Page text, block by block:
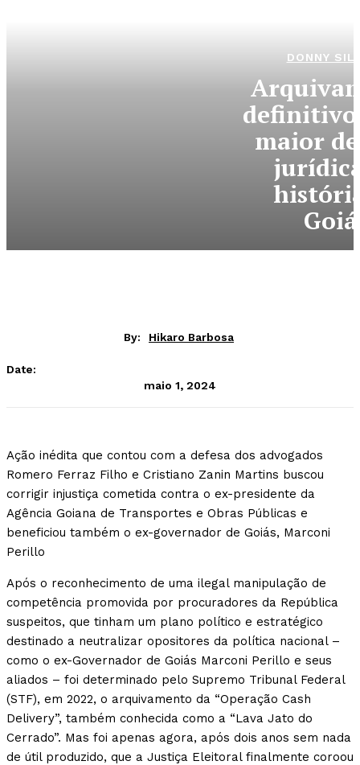
DONNY
definitivo
maior
By: Hikaro Barbosa
Date:
maio 1, 2024
Ação inédita que contou com a defesa dos advogados
Romero Ferraz Filho e Cristiano Zanin Martins buscou
corrigir injustiça cometida contra o ex-presidente da
Agência Goiana de Transportes e Obras Públicas e
beneficiou também o ex-governador de Goiás, Marconi
Perillo
Após o reconhecimento de uma ilegal manipulação de
competência promovida por procuradores da República
suspeitos, que tinham um plano político e estratégico
destinado a neutralizar opositores da política nacional –
como o ex-Governador de Goiás Marconi Perillo e seus
aliados – foi determinado pelo Supremo Tribunal Federal
(STF), em 2022, o arquivamento da “Operação Cash
Delivery”, também conhecida como a “Lava Jato do
Cerrado”. Mas foi apenas agora, após dois anos sem nada
de útil produzido, que a Justiça Eleitoral finalmente coroou